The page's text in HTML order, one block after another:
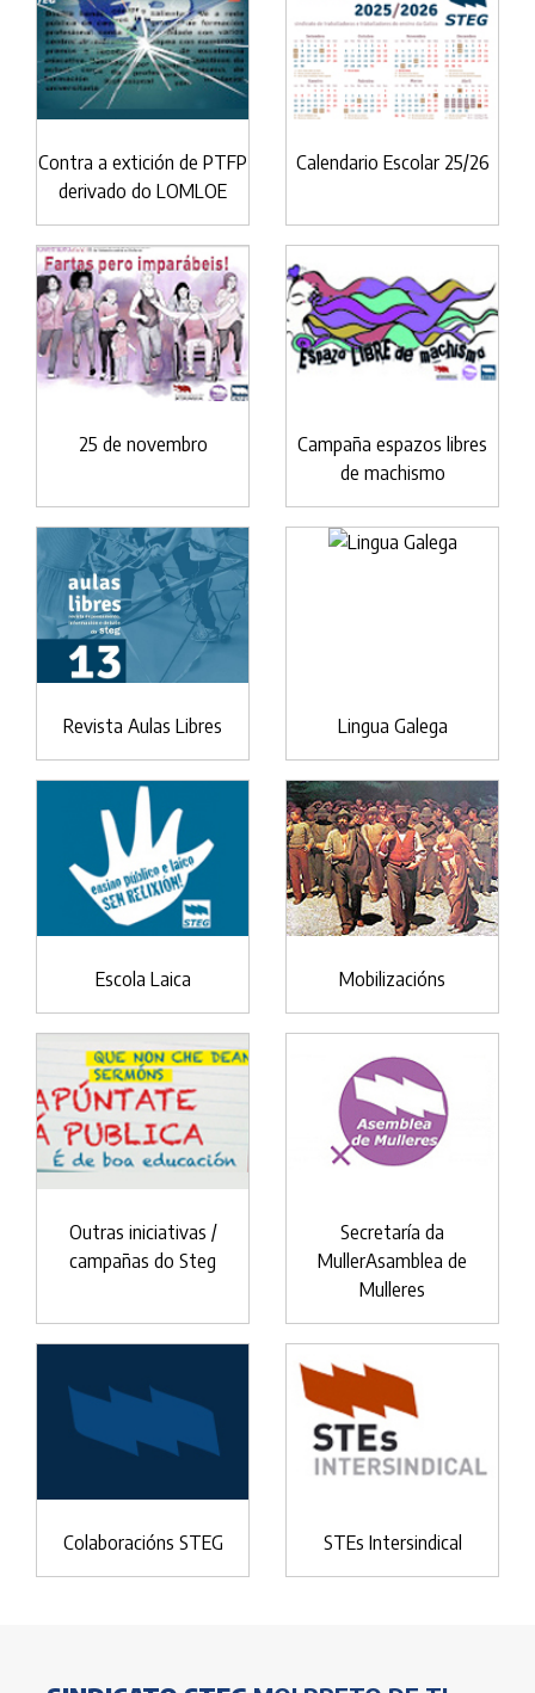
Contra a extición de PTFP
derivado do LOMLOE
Calendario Escolar 25/26
25 de novembro
Campaña espazos libres
de machismo
Revista Aulas Libres Lingua Galega
Escola Laica Mobilizacións
Outras iniciativas /
campañas do Steg
Secretaría da
MullerAsamblea de
Mulleres
Colaboracións STEG STEs Intersindical